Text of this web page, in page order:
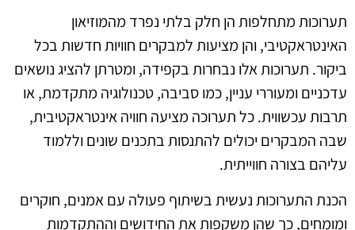
תערוכות מתחלפות הן חלק בלתי נפרד מהמוזיאון
האינטראקטיבי, והן מציעות למבקרים חוויות חדשות בכל
ביקור. תערוכות אלו נבחרות בקפידה, ומטרתן להציג נושאים
עדכניים ומעוררי עניין, כמו סביבה, טכנולוגיה מתקדמת, או
תרבות עכשווית. כל תערוכה מציעה חוויה אינטראקטיבית,
שבה המבקרים יכולים להתנסות בתכנים שונים וללמוד
עליהם בצורה חווייתית.
הכנת התערוכות נעשית בשיתוף פעולה עם אמנים, חוקרים
ומומחים, כך שהן משקפות את החידושים וההתקדמות